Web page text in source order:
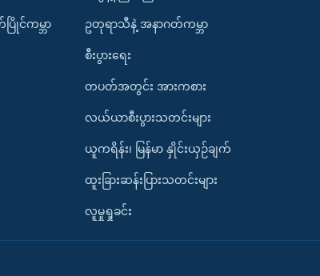
ြိုင်ကမ္ဘာ ဥတုရာသီနဲ့ အနာဂတ်ကမ္ဘာ
စီးပွားရေး
တပတ်အတွင်း အားကစား
လယ်ယာစီးပွားသတင်းများ
ယူကရိန်း၊ မြန်မာ နှိုင်းယှဉ်ချက်
ထူးခြားဆန်းပြားသတင်းများ
လူမှုရှုခင်း